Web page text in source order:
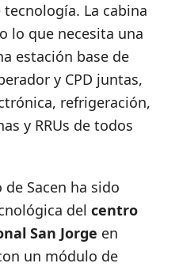
La cabina
lo que necesita una
estación base de
y CPD juntas,
refrigeración,
y RRUs de todos
Sacen ha sido
del centro
San Jorge en
un módulo de